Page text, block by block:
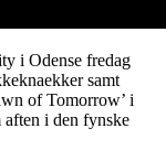
i Odense fredag
samt
of Tomorrow’ i
i den fynske